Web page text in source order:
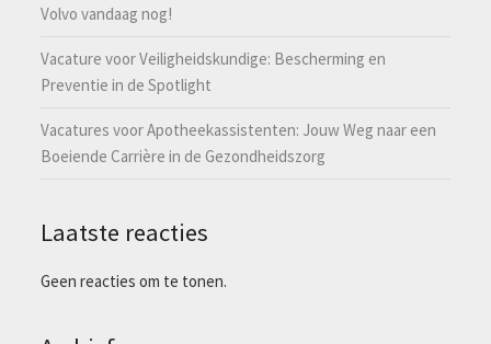
Volvo vandaag nog!
Vacature voor Veiligheidskundige: Bescherming en
Preventie in de Spotlight
Vacatures voor Apotheekassistenten: Jouw Weg naar een
Boeiende Carrière in de Gezondheidszorg
Laatste reacties
Geen reacties om te tonen.